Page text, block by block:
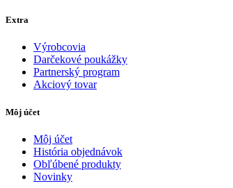
Extra
Výrobcovia
Darčekové poukážky
Partnerský program
Akciový tovar
Môj účet
Môj účet
História objednávok
Obľúbené produkty
Novinky